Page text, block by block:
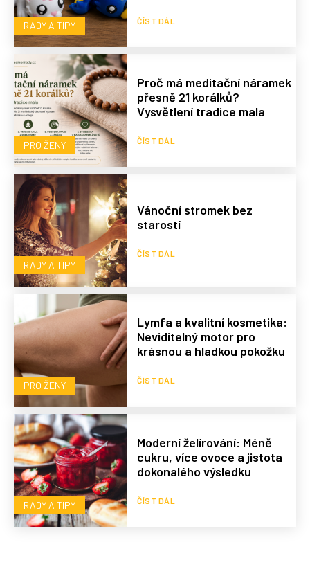
RADY A TIPY ČÍST DÁL
PRO ŽENY
Proč má meditační náramek
přesně 21 korálků?
Vysvětlení tradice mala
ČÍST DÁL
RADY A TIPY
Vánoční stromek bez
starostí
ČÍST DÁL
PRO ŽENY
Lymfa a kvalitní kosmetika:
Neviditelný motor pro
krásnou a hladkou pokožku
ČÍST DÁL
RADY A TIPY
Moderní želírování: Méně
cukru, více ovoce a jistota
dokonalého výsledku
ČÍST DÁL